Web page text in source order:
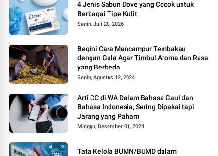
4 Jenis Sabun Dove yang Cocok untuk
Berbagai Tipe Kulit
Senin, Juli 20, 2026
Begini Cara Mencampur Tembakau
dengan Gula Agar Timbul Aroma dan Rasa
yang Berbeda
Senin, Agustus 12, 2024
Arti CC di WA Dalam Bahasa Gaul dan
Bahasa Indonesia, Sering Dipakai tapi
Jarang yang Paham
Minggu, Desember 01, 2024
Tata Kelola BUMN/BUMD dalam